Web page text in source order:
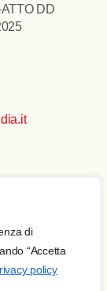
di
“Accetta
policy
DD